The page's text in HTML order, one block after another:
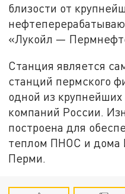
близости от
«Лукойл —
Станция является
станций пермского
одной из крупнейших
компаний России.
построена для
теплом ПНОС и дома
Перми.